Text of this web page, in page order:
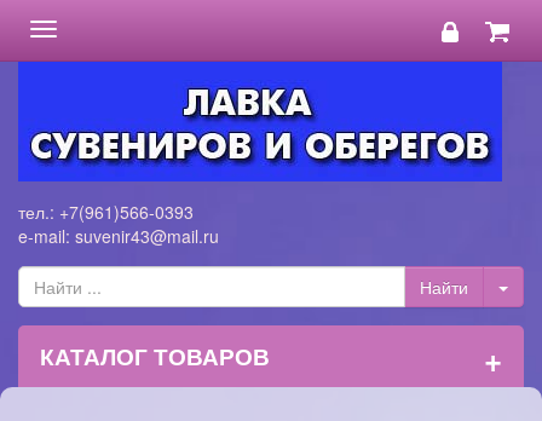
Toggle
navigation
тел.: +7(961)566-0393
e-mail: suvenir43@mail.ru
КАТАЛОГ ТОВАРОВ +